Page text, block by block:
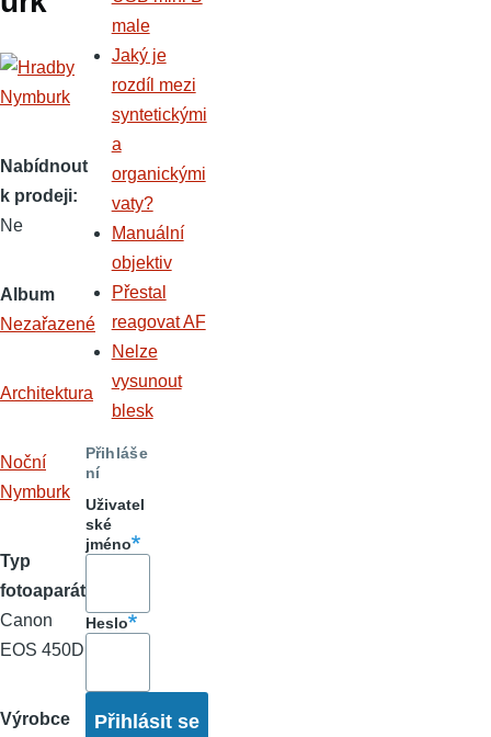
Nabídnout
k prodeji
Ne
Album
Nezařazené
Architektura
Noční
Nymburk
Typ
fotoaparátu
Canon
EOS 450D
Výrobce
male
Jaký je
rozdíl mezi
syntetickými
a
organickými
vaty?
Manuální
objektiv
Přestal
reagovat AF
Nelze
vysunout
blesk
Přihláše
ní
Uživatel
ské
jméno
Heslo